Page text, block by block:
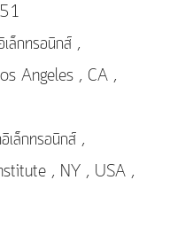
ล็กทรอนิกส์ ,
Angeles , CA ,
เล็กทรอนิกส์ ,
, NY , USA ,